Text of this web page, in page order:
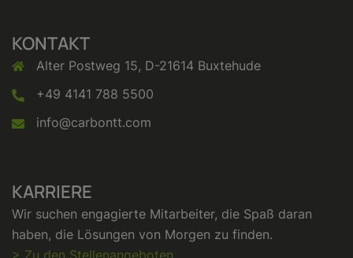
KONTAKT
Alter Postweg 15, D-21614 Buxtehude
+49 4141 788 5500
info@carbontt.com
KARRIERE
Wir suchen engagierte Mitarbeiter, die Spaß daran
haben, die Lösungen von Morgen zu finden.